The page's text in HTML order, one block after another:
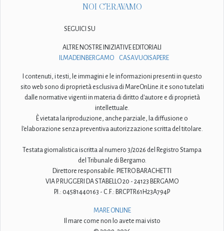
NOI C'ERAVAMO
SEGUICI SU
ALTRE NOSTRE INIZIATIVE EDITORIALI
ILMADEINBERGAMO
CASAVUOISAPERE
I contenuti, i testi, le immagini e le informazioni presenti in questo
sito web sono di proprietà esclusiva di MareOnLine.it e sono tutelati
dalle normative vigenti in materia di diritto d'autore e di proprietà
intellettuale.
È vietata la riproduzione, anche parziale, la diffusione o
l'elaborazione senza preventiva autorizzazione scritta del titolare.
Testata giornalistica iscritta al numero 3/2026 del Registro Stampa
del Tribunale di Bergamo.
Direttore responsabile: PIETRO BARACHETTI
VIA P. RUGGERI DA STABELLO 20 - 24123 BERGAMO
P.I.: 04581440163 - C.F.: BRCPTR61H23A794P
MARE ONLINE
Il mare come non lo avete mai visto